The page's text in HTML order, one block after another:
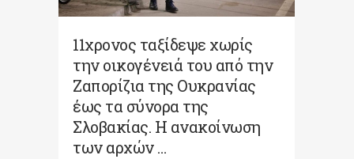
11χρονος ταξίδεψε χωρίς
την οικογένειά του από την
Ζαπορίζια της Ουκρανίας
έως τα σύνορα της
Σλοβακίας. Η ανακοίνωση
των αρχών …